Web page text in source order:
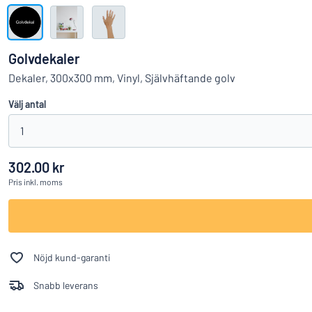
Visa alla kategorier
Logga
in
Kundservice
Privatperson
Golvdekaler
Dekaler, 300x300 mm, Vinyl, Självhäftande golv
Välj antal
1
302.00 kr
Pris inkl. moms
Nöjd kund-garanti
Snabb leverans